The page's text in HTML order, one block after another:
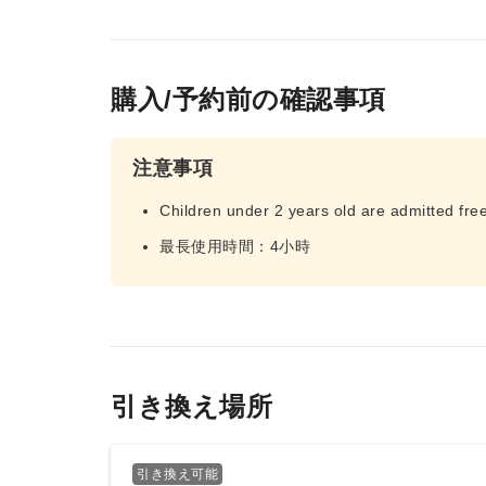
購入/予約前の確認事項
注意事項
Children under 2 years old are admitted
最長使用時間：4小時
引き換え場所
引き換え可能